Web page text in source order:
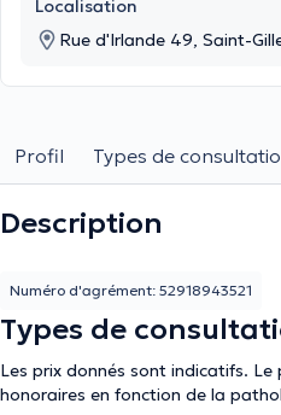
Localisation
Rue d'Irlande 49, Saint-
Profil Types de
Description
Numéro d'agrément: 52918943521
Types de
Les prix donnés sont indicatifs.
honoraires en fonction de la